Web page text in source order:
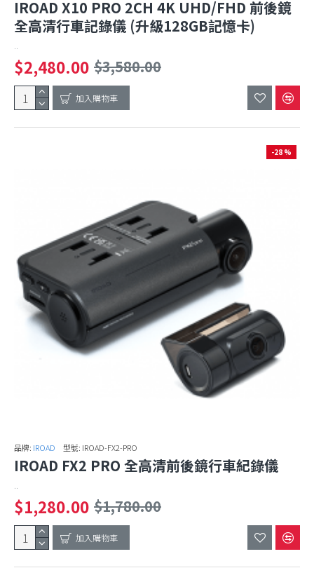
IROAD X10 PRO 2CH 4K UHD/FHD 前後鏡
全高清行車記錄儀 (升級128GB記憶卡)
..
$2,480.00 $3,580.00
加入購物車
-28 %
品牌: IROAD 型號: IROAD-FX2-PRO
IROAD FX2 PRO 全高清前後鏡行車紀錄儀
..
$1,280.00 $1,780.00
加入購物車